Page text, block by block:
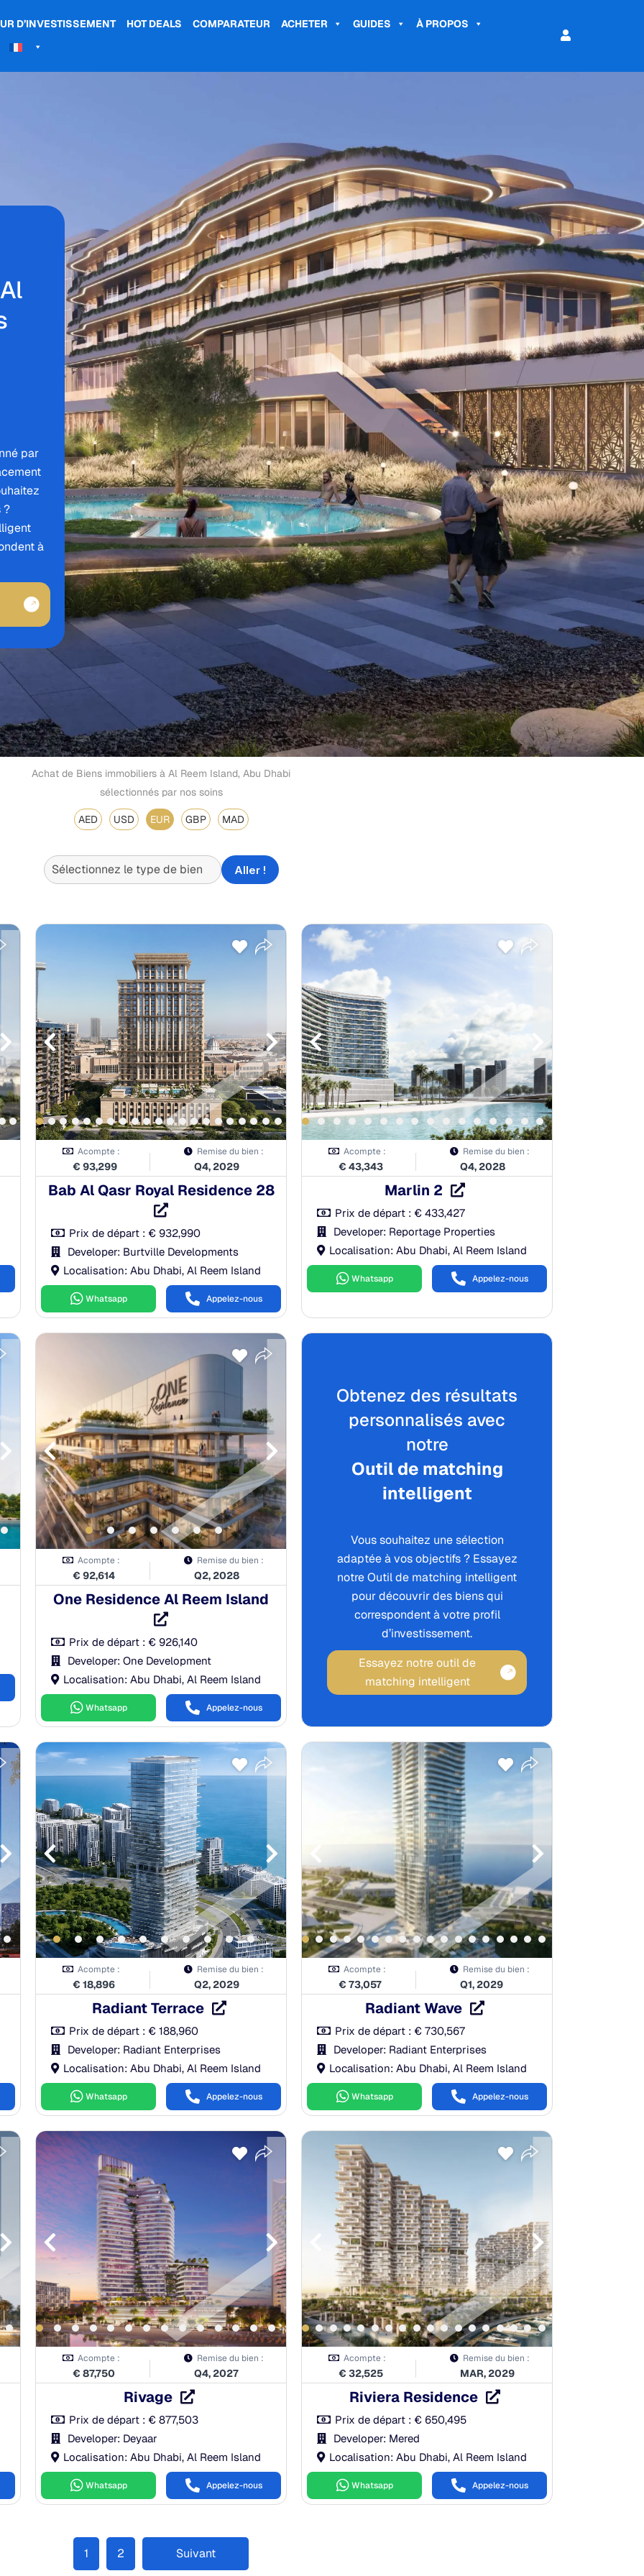
D’INVESTISSEMENT HOT DEALS COMPARATEUR ACHETER GUIDES
À PROPOS
par
?
à
Achat de Biens immobiliers à Al Reem Island, Abu Dhabi
sélectionnés par nos soins
AED USD EUR GBP MAD
Aller !
Acompte :
€ 93,299
Remise du bien :
Q4, 2029
Bab Al Qasr Royal Residence 28
Prix de départ : € 932,990
Developer: Burtville Developments
Localisation: Abu Dhabi, Al Reem Island
Whatsapp Appelez-nous
Payment Plan
À la réservation:30.00%
Pendant la construction:
À la remise des clés:
Après la remise des clés:0.00%
Acompte :
€ 43,343
Remise du bien :
Q4, 2028
Marlin 2
Prix de départ : € 433,427
Developer: Reportage Properties
Localisation: Abu Dhabi, Al Reem Island
Whatsapp Appelez-nous
Acompte :
€ 92,614
Remise du bien :
Q2, 2028
One Residence Al Reem Island
Prix de départ : € 926,140
Developer: One Development
Localisation: Abu Dhabi, Al Reem Island
Whatsapp Appelez-nous
Obtenez des résultats
personnalisés avec
notre
Outil de matching
intelligent
Vous souhaitez une sélection
adaptée à vos objectifs ? Essayez
notre Outil de matching intelligent
pour découvrir des biens qui
correspondent à votre profil
d’investissement.
Essayez notre outil de
matching intelligent
Acompte :
€ 18,896
Remise du bien :
Q2, 2029
Radiant Terrace
Prix de départ : € 188,960
Developer: Radiant Enterprises
Localisation: Abu Dhabi, Al Reem Island
Whatsapp Appelez-nous
Payment Plan
À la réservation:10.00%
Pendant la construction:
À la remise des clés:40.00%
Après la remise des clés:0.00%
Acompte :
€ 73,057
Remise du bien :
Q1, 2029
Radiant Wave
Prix de départ : € 730,567
Developer: Radiant Enterprises
Localisation: Abu Dhabi, Al Reem Island
Whatsapp Appelez-nous
Acompte :
€ 87,750
Remise du bien :
Q4, 2027
Rivage
Prix de départ : € 877,503
Developer: Deyaar
Localisation: Abu Dhabi, Al Reem Island
Whatsapp Appelez-nous
À la réservation:
Pendant la construction:
À la remise des clés:
40.00%
Après la remise des clés:
0.00%
Acompte :
€ 32,525
Remise du bien :
MAR, 2029
Riviera Residence
Prix de départ : € 650,495
Developer: Mered
Localisation: Abu Dhabi, Al Reem Island
Whatsapp Appelez-nous
1 2 Suivant